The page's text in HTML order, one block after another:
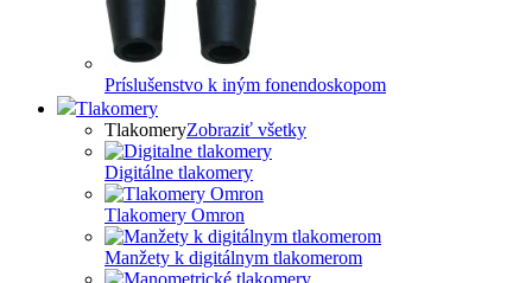
Príslušenstvo k iným fonendoskopom
Tlakomery
TlakomeryZobraziť všetky
Digitálne tlakomery
Tlakomery Omron
Manžety k digitálnym tlakomerom